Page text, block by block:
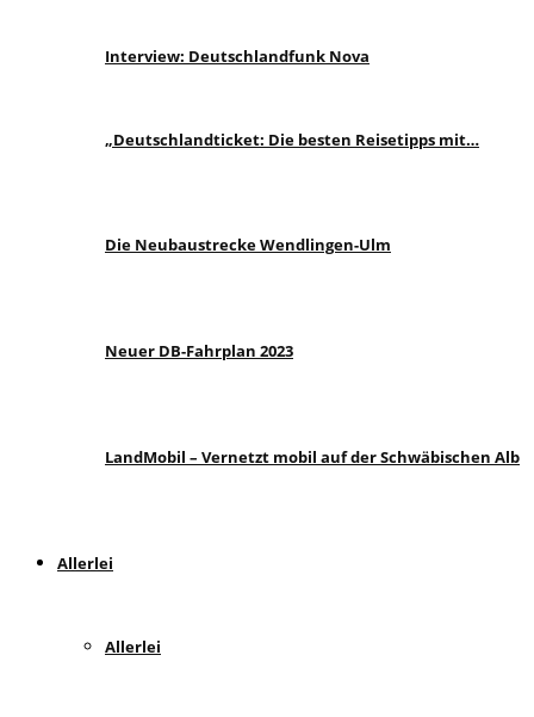
Interview: Deutschlandfunk Nova
„Deutschlandticket: Die besten Reisetipps mit…
Die Neubaustrecke Wendlingen-Ulm
Neuer DB-Fahrplan 2023
LandMobil – Vernetzt mobil auf der Schwäbischen Alb
Allerlei
Allerlei